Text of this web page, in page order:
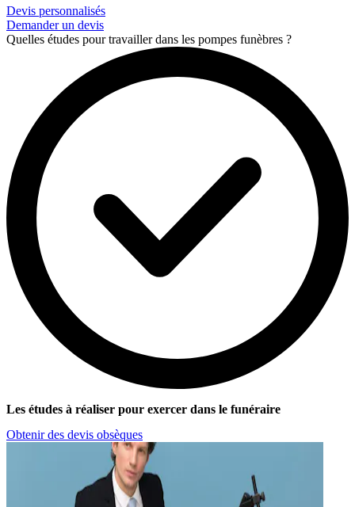
Devis personnalisés
Demander un devis
Quelles études pour travailler dans les pompes funèbres ?
Les études à réaliser pour exercer dans le funéraire
Obtenir des devis obsèques